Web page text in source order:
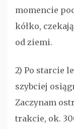
momencie
kółko,
od ziemi.
2) Po starcie
szybciej
Zaczynam
trakcie, ok.